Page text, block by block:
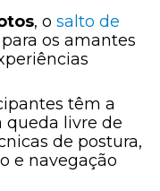
, osalto de
os amantes
têm a
queda livre de
de postura,
e navegação